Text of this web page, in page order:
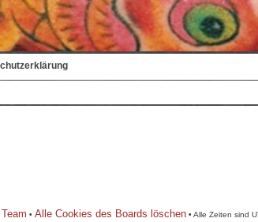
• Alle Cookies des Boards löschen • Alle Zeiten sind